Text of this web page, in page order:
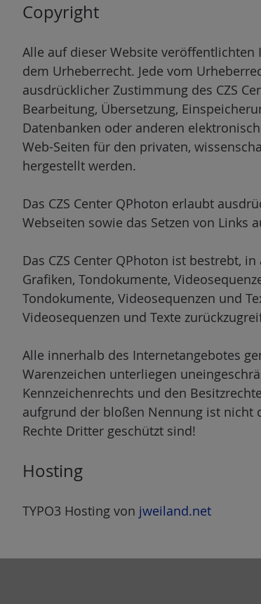
Copyright
Alle auf dieser Website veröffentlichten
dem Urheberrecht. Jede vom
ausdrücklicher Zustimmung des CZS
Bearbeitung, Übersetzung,
Datenbanken oder anderen
Web-Seiten für den privaten,
hergestellt werden.
Das CZS Center QPhoton erlaubt
Webseiten sowie das Setzen von Links
Das CZS Center QPhoton ist bestrebt,
Grafiken, Tondokumente,
Tondokumente, Videosequenzen und
Videosequenzen und Texte
Alle innerhalb des Internetangebotes
Warenzeichen unterliegen
Kennzeichenrechts und den
aufgrund der bloßen Nennung ist nicht
Rechte Dritter geschützt sind!
Hosting
TYPO3 Hosting von jweiland.net